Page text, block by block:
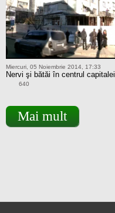
Miercuri, 05 Noiembrie 2014, 17:33
Nervi şi bătăi în centrul capitalei
640
Mai mult